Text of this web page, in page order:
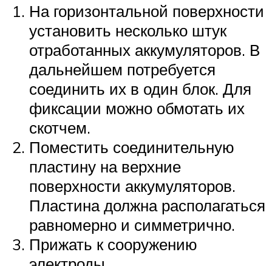
На горизонтальной поверхности
установить несколько штук
отработанных аккумуляторов. В
дальнейшем потребуется
соединить их в один блок. Для
фиксации можно обмотать их
скотчем.
Поместить соединительную
пластину на верхние
поверхности аккумуляторов.
Пластина должна располагаться
равномерно и симметрично.
Прижать к сооружению